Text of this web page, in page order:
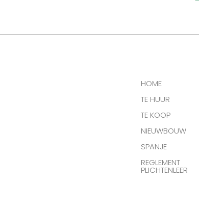
HOME
TE HUUR
TE KOOP
NIEUWBOUW
SPANJE
REGLEMENT
PLICHTENLEER